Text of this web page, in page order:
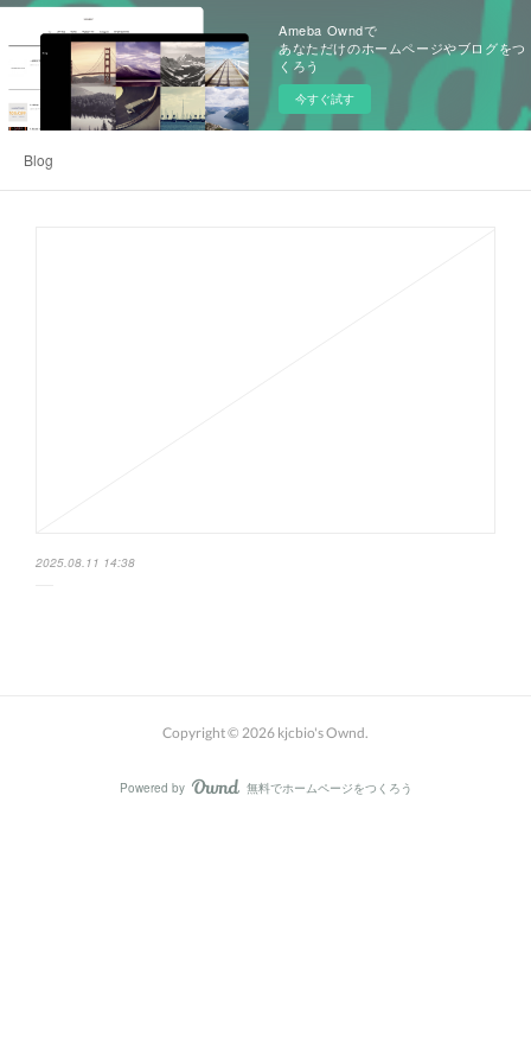
Ameba Owndで
あなただけのホームページやブログをつ
くろう
今すぐ試す
Blog
2025.08.11 14:38
Copyright © 2026 kjcbio's Ownd.
Powered by AmebaOwnd
無料でホームページをつくろう